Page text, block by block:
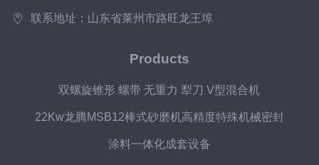
联系地址：山东省莱州市路旺龙王埠
Products
双螺旋锥形 螺带 无重力 犁刀 V型混合机
22Kw龙腾MSB12棒式砂磨机高精度特殊机械密封
涂料一体化成套设备